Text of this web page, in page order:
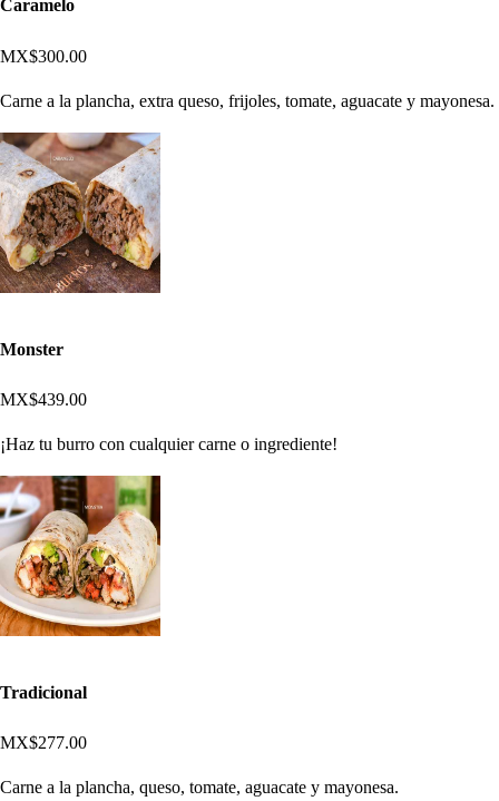
Caramelo
MX$300.00
Carne a la plancha, extra queso, frijoles, tomate, aguacate y mayonesa.
Monster
MX$439.00
¡Haz tu burro con cualquier carne o ingrediente!
Tradicional
MX$277.00
Carne a la plancha, queso, tomate, aguacate y mayonesa.